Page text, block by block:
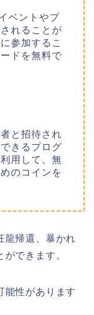
ベントやプ
れることが
参加するこ
ドを無料で
と招待され
きるプログ
用して、無
のコインを
龍帰還、暴かれ
できます。
能性があります